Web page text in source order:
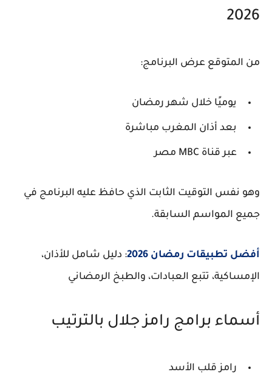
2026
من المتوقع عرض البرنامج:
يوميًا خلال شهر رمضان
بعد أذان المغرب مباشرة
عبر قناة MBC مصر
وهو نفس التوقيت الثابت الذي حافظ عليه البرنامج في
جميع المواسم السابقة.
أفضل تطبيقات رمضان 2026
: دليل شامل للأذان،
الإمساكية، تتبع العبادات، والطبخ الرمضاني
أسماء برامج رامز جلال بالترتيب
رامز قلب الأسد